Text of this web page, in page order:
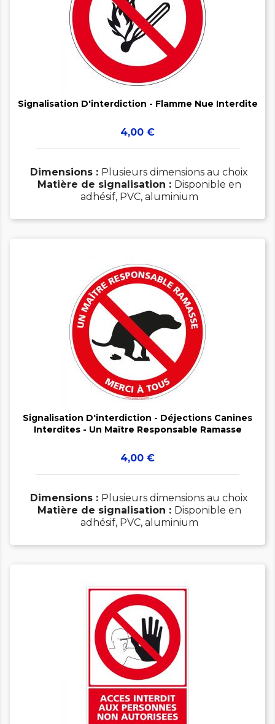

Signalisation D'interdiction - Flamme Nue Interdite
Prix
4,00 €
Dimensions : Plusieurs dimensions au choix
Matière de signalisation : Disponible en
adhésif, PVC, aluminium

Signalisation D'interdiction - Déjections Canines
Interdites - Un Maître Responsable Ramasse
Prix
4,00 €
Dimensions : Plusieurs dimensions au choix
Matière de signalisation : Disponible en
adhésif, PVC, aluminium
